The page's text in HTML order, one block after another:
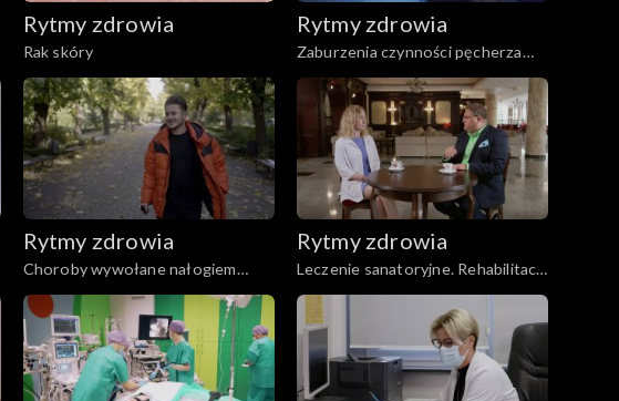
Rytmy zdrowia
Rak skóry
Rytmy zdrowia
Zaburzenia czynności pęcherza
moczowego
Rytmy zdrowia
Choroby wywołane nałogiem
palenia tytoniu
Rytmy zdrowia
Leczenie sanatoryjne. Rehabilitacja
pocovidow